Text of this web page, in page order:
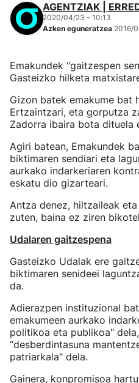
AGENTZIAK |
2020/04/23 - 10:13
Azken eguneratzea 2016/
Emakundek "gaitzespen
Gasteizko hilketa
Gizon batek emakume bat
Ertzaintzari, eta gorputza
Zadorra ibaira bota dituela
Agiri batean, Emakundek
biktimaren sendiari eta
aurkako indarkeriaren
eskatu dio gizarteari.
Antza denez, hiltzaileak
zuten, baina ez ziren
Udalaren gaitzespena
Gasteizko Udalak ere
biktimaren senideei
da.
Adierazpen instituzional
emakumeen aurkako
politikoa eta publikoa"
“desberdintasuna
patriarkala" dela.
Gainera, konpromisoa